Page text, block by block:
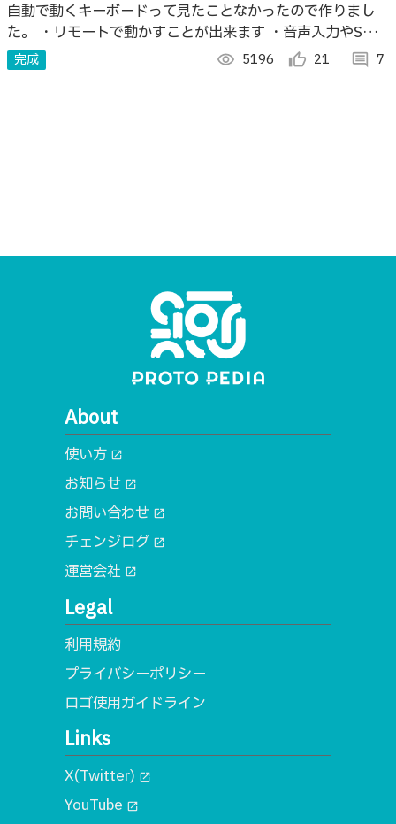
自動で動くキーボードって見たことなかったので作りまし
た。 ・リモートで動かすことが出来ます ・音声入力やSNS
で動かすことも出来ます。 ・動かしたキーボードに繋いだ
PC に文字を出力出来ます。
完成 visibility 5196 thumb_up_alt 21 comment 7
About
使い方 open_in_new
お知らせ open_in_new
お問い合わせ open_in_new
チェンジログ open_in_new
運営会社 open_in_new
Legal
利用規約
プライバシーポリシー
ロゴ使用ガイドライン
Links
X(Twitter) open_in_new
YouTube open_in_new